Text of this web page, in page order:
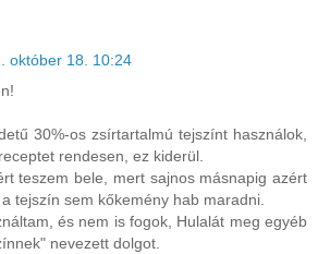
október 18. 10:24
30%-os zsírtartalmú tejszínt használok,
rendesen, ez kiderül.
teszem bele, mert sajnos másnapig azért
tejszín sem kőkemény hab maradni.
és nem is fogok, Hulalát meg egyéb
nevezett dolgot.